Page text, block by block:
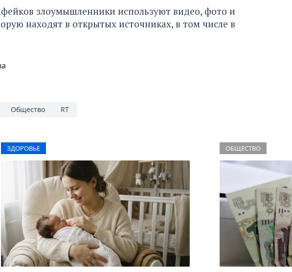
злоумышленники используют видео, фото и
находят в открытых источниках, в том числе в
Общество RT
ЗДОРОВЬЕ ОБЩЕСТВО